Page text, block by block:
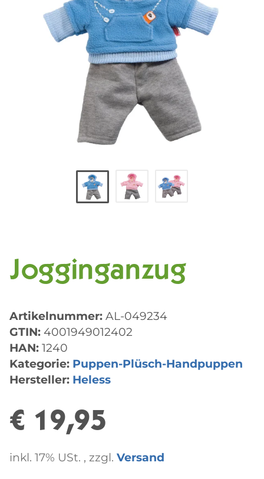
Jogginganzug
Artikelnummer: AL-049234
GTIN: 4001949012402
HAN: 1240
Kategorie: Puppen-Plüsch-Handpuppen
Hersteller: Heless
€ 19,95
inkl. 17% USt. , zzgl. Versand